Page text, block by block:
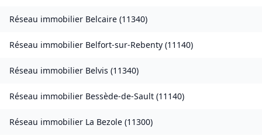
Réseau immobilier Belcaire (11340)
Réseau immobilier Belfort-sur-Rebenty (11140)
Réseau immobilier Belvis (11340)
Réseau immobilier Bessède-de-Sault (11140)
Réseau immobilier La Bezole (11300)